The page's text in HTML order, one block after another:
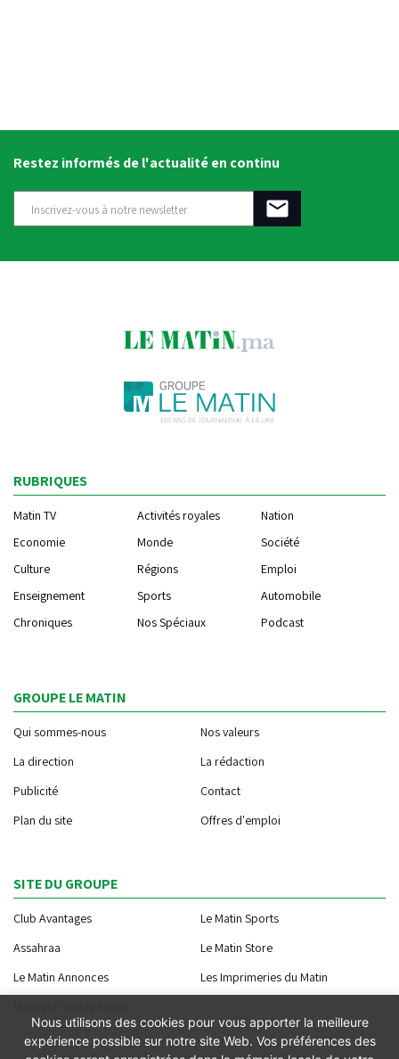
Restez informés de l'actualité en continu
RUBRIQUES
Matin TV Activités royales
Nation
Economie
Monde
Société
Culture
Régions
Emploi
Enseignement
Sports
Automobile
Chroniques
Nos Spéciaux Podcast
GROUPE LE MATIN
Qui sommes-nous
Nos valeurs
La direction
La rédaction
Publicité
Contact
Plan du site
Offres d'emploi
SITE DU GROUPE
Club Avantages
Le Matin Sports
Assahraa
Le Matin Store
Le Matin Annonces
Les Imprimeries du Matin
Nous utilisons des cookies pour vous apporter la meilleure
expérience possible sur notre site Web. Vos préférences des